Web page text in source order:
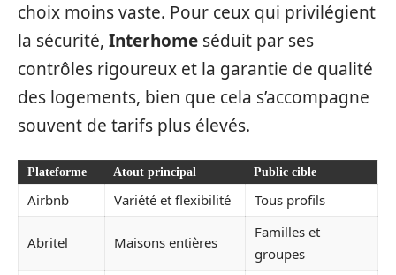
choix moins vaste. Pour ceux qui privilégient
la sécurité, Interhome séduit par ses
contrôles rigoureux et la garantie de qualité
des logements, bien que cela s’accompagne
souvent de tarifs plus élevés.
Plateforme Atout principal Public cible
Airbnb Variété et flexibilité Tous profils
Abritel Maisons entières
Familles et
groupes